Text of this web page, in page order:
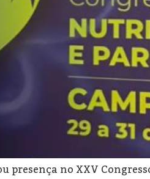
no XXV